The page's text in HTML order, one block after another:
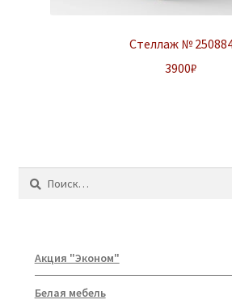
Стеллаж №
3900₽
Найти:
Акция "Эконом"
Белая мебель